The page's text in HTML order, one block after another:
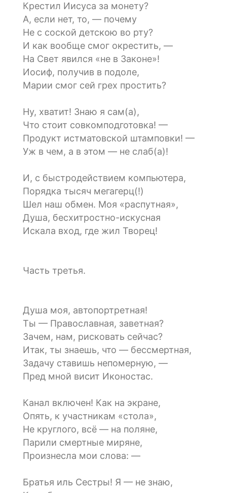
Крестил Иисуса за монету?
А, если нет, то, — почему
Не с соской детскою во рту?
И как вообще смог окрестить, —
На Свет явился «не в Законе»!
Иосиф, получив в подоле,
Марии смог сей грех простить?
Ну, хватит! Знаю я сам(а),
Что стоит совкомподготовка! —
Продукт истматовской штамповки! —
Уж в чем, а в этом — не слаб(а)!
И, с быстродействием компьютера,
Порядка тысяч мегагерц(!)
Шел наш обмен. Моя «распутная»,
Душа, бесхитростно-искусная
Искала вход, где жил Творец!
Часть третья.
Душа моя, автопортретная!
Ты — Православная, заветная?
Зачем, нам, рисковать сейчас?
Итак, ты знаешь, что — бессмертная,
Задачу ставишь непомерную, —
Пред мной висит Иконостас.
Канал включен! Как на экране,
Опять, к участникам «стола»,
Не круглого, всё — на поляне,
Парили смертные миряне,
Произнесла мои слова: —
Братья иль Сестры! Я — не знаю,